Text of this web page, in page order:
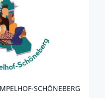
SCHÖNEBERG